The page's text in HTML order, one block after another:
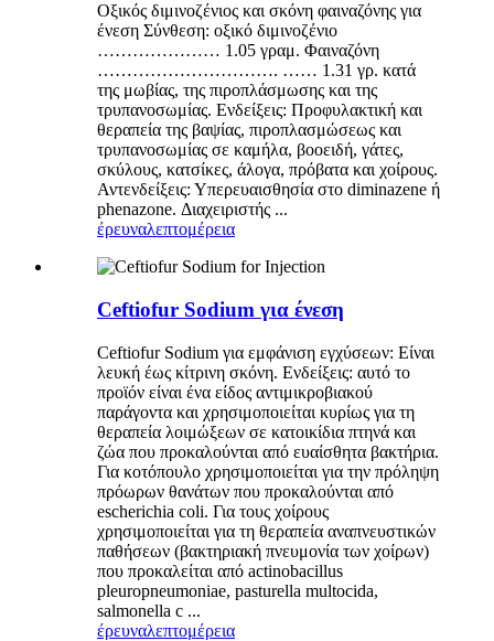
Οξικός διμινοζένιος και σκόνη φαιναζόνης για
ένεση Σύνθεση: οξικό διμινοζένιο
………………… 1.05 γραμ. Φαιναζόνη
…………………………. …… 1.31 γρ. κατά
της μωβίας, της πιροπλάσμωσης και της
τρυπανοσωμίας. Ενδείξεις: Προφυλακτική και
θεραπεία της βαψίας, πιροπλασμώσεως και
τρυπανοσωμίας σε καμήλα, βοοειδή, γάτες,
σκύλους, κατσίκες, άλογα, πρόβατα και χοίρους.
Αντενδείξεις: Υπερευαισθησία στο diminazene ή
phenazone. Διαχειριστής ...
έρευναλεπτομέρεια
Ceftiofur Sodium για ένεση
Ceftiofur Sodium για εμφάνιση εγχύσεων: Είναι
λευκή έως κίτρινη σκόνη. Ενδείξεις: αυτό το
προϊόν είναι ένα είδος αντιμικροβιακού
παράγοντα και χρησιμοποιείται κυρίως για τη
θεραπεία λοιμώξεων σε κατοικίδια πτηνά και
ζώα που προκαλούνται από ευαίσθητα βακτήρια.
Για κοτόπουλο χρησιμοποιείται για την πρόληψη
πρόωρων θανάτων που προκαλούνται από
escherichia coli. Για τους χοίρους
χρησιμοποιείται για τη θεραπεία αναπνευστικών
παθήσεων (βακτηριακή πνευμονία των χοίρων)
που προκαλείται από actinobacillus
pleuropneumoniae, pasturella multocida,
salmonella c ...
έρευναλεπτομέρεια